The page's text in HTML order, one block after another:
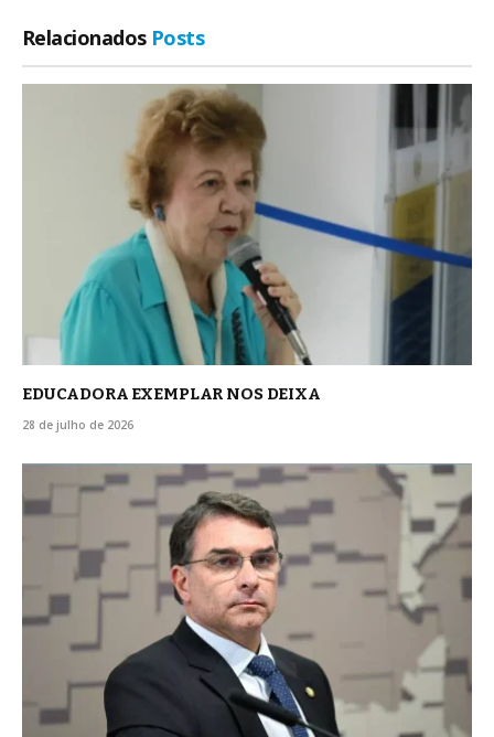
Relacionados Posts
EDUCADORA EXEMPLAR NOS DEIXA
28 de julho de 2026